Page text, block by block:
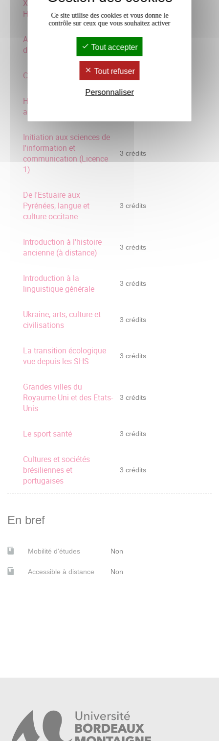
XXIe siécles. Introduction
HA conten
3 crédits
Analyses philosophiques
du présent
3 crédits
Culture Amérique Latine 3 crédits
Histoire et civilisation
arabe
Initiation aux sciences de
l'information et
communication (Licence
1)
3 crédits
De l'Estuaire aux
Pyrénées, langue et
culture occitane
3 crédits
Introduction à l'histoire
ancienne (à distance)
3 crédits
Introduction à la
linguistique générale
3 crédits
Ukraine, arts, culture et
civilisations
3 crédits
La transition écologique
vue depuis les SHS
3 crédits
Grandes villes du
Royaume Uni et des Etats-
Unis
3 crédits
Le sport santé 3 crédits
Cultures et sociétés
brésiliennes et
portugaises
3 crédits
En bref
Mobilité d'études Non
Accessible à distance Non
Ce site utilise des cookies et vous donne le
contrôle sur ceux que vous souhaitez activer
Tout accepter
Tout refuser
Personnaliser